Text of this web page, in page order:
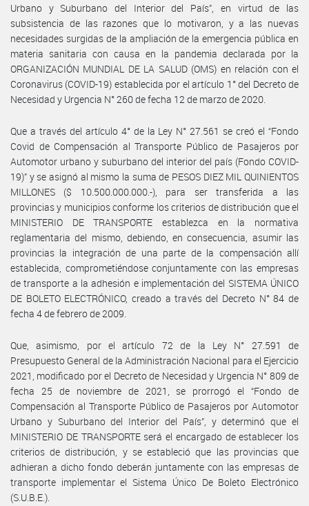
Urbano y Suburbano del Interior del País”, en virtud de las
subsistencia de las razones que lo motivaron, y a las nuevas
necesidades surgidas de la ampliación de la emergencia pública en
materia sanitaria con causa en la pandemia declarada por la
ORGANIZACIÓN MUNDIAL DE LA SALUD (OMS) en relación con el
Coronavirus (COVID-19) establecida por el artículo 1° del Decreto de
Necesidad y Urgencia N° 260 de fecha 12 de marzo de 2020.
Que a través del artículo 4° de la Ley N° 27.561 se creó el “Fondo
Covid de Compensación al Transporte Público de Pasajeros por
Automotor urbano y suburbano del interior del país (Fondo COVID-
19)” y se asignó al mismo la suma de PESOS DIEZ MIL QUINIENTOS
MILLONES ($ 10.500.000.000.-), para ser transferida a las
provincias y municipios conforme los criterios de distribución que el
MINISTERIO DE TRANSPORTE establezca en la normativa
reglamentaria del mismo, debiendo, en consecuencia, asumir las
provincias la integración de una parte de la compensación allí
establecida, comprometiéndose conjuntamente con las empresas
de transporte a la adhesión e implementación del SISTEMA ÚNICO
DE BOLETO ELECTRÓNICO, creado a través del Decreto N° 84 de
fecha 4 de febrero de 2009.
Que, asimismo, por el artículo 72 de la Ley N° 27.591 de
Presupuesto General de la Administración Nacional para el Ejercicio
2021, modificado por el Decreto de Necesidad y Urgencia N° 809 de
fecha 25 de noviembre de 2021, se prorrogó el “Fondo de
Compensación al Transporte Público de Pasajeros por Automotor
Urbano y Suburbano del Interior del País”, y determinó que el
MINISTERIO DE TRANSPORTE será el encargado de establecer los
criterios de distribución, y se estableció que las provincias que
adhieran a dicho fondo deberán juntamente con las empresas de
transporte implementar el Sistema Único De Boleto Electrónico
(S.U.B.E.).